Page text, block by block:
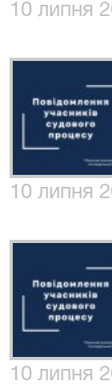
10 липня
10 липня
10 липня